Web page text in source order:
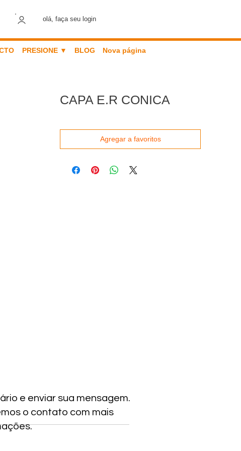
olá, faça seu login
PRESIONE ▼ BLOG Nova página
CAPA E.R CONICA
Agregar a favoritos
e enviar sua mensagem.
o contato com mais